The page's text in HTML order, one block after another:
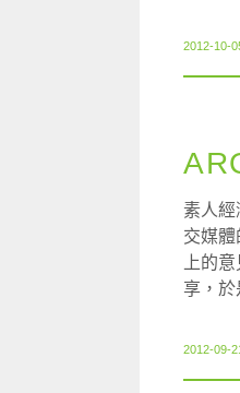
2012-10-
素人
交媒
上的
享，於
2012-09-